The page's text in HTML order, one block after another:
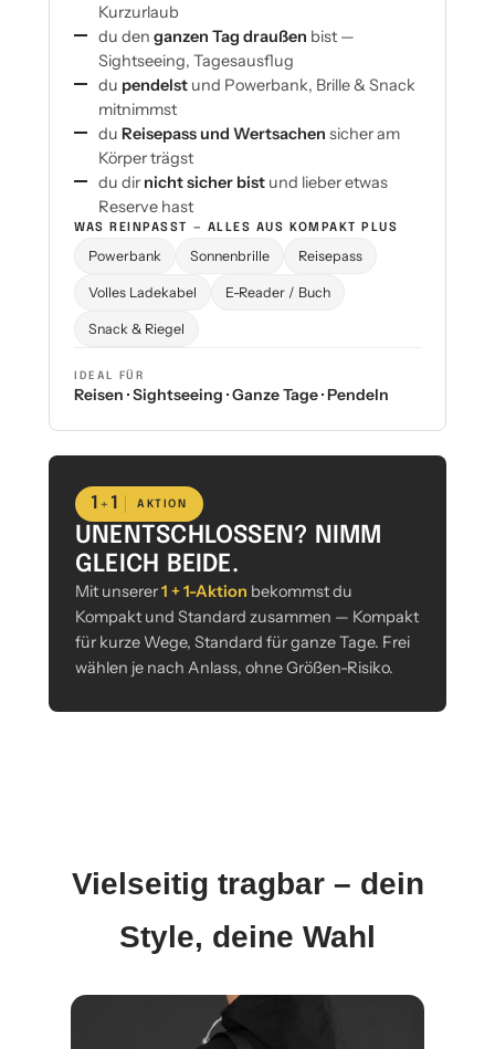
Kurzurlaub
du den ganzen Tag draußen bist —
Sightseeing, Tagesausflug
du pendelst und Powerbank, Brille & Snack
mitnimmst
du Reisepass und Wertsachen sicher am
Körper trägst
du dir nicht sicher bist und lieber etwas
Reserve hast
WAS REINPASST — ALLES AUS KOMPAKT PLUS
Powerbank Sonnenbrille Reisepass
Volles Ladekabel E-Reader / Buch
Snack & Riegel
IDEAL FÜR
Reisen · Sightseeing · Ganze Tage · Pendeln
1 + 1 AKTION
UNENTSCHLOSSEN? NIMM
GLEICH BEIDE.
Mit unserer1 + 1-Aktion bekommst du
Kompakt und Standard zusammen — Kompakt
für kurze Wege, Standard für ganze Tage. Frei
wählen je nach Anlass, ohne Größen-Risiko.
Vielseitig tragbar – dein
Style, deine Wahl